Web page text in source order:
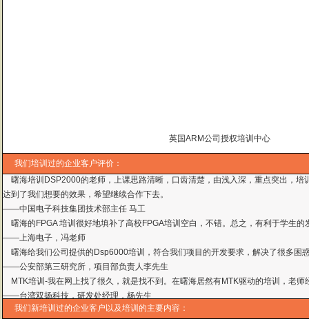
英国ARM公司授权培训中心
我们培训过的企业客户评价：
曙海培训DSP2000的老师，上课思路清晰，口齿清楚，由浅入深，重点突出，培
达到了我们想要的效果，希望继续合作下去。
——中国电子科技集团技术部主任 马工
曙海的FPGA 培训很好地填补了高校FPGA培训空白，不错。总之，有利于学生
——上海电子，冯老师
曙海给我们公司提供的Dsp6000培训，符合我们项目的开发要求，解决了很多困
——公安部第三研究所，项目部负责人李先生
MTK培训-我在网上找了很久，就是找不到。在曙海居然有MTK驱动的培训，老
——台湾双扬科技，研发处经理，杨先生
曙海对我们公司的iPhone培训，实验项目很多，确实学到了东西。受益无穷 啊
——台湾欧泽科技,张工
通过参加Symbian培训，再做Symbian相关的项目感觉更加得心应手了，理 论加
我们新培训过的企业客户以及培训的主要内容：